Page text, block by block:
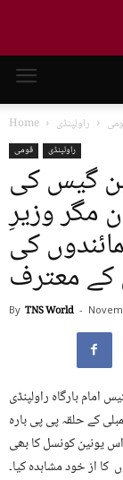
Home راولپنڈی
قومی راولپنڈی
مکین گیس کی
مگر وزیرِ
کی
کے معترف
By TNS World -
امام بارگاہ راولپنڈی
کے حلقہ پی پی بارہ
یونین کونسل کا بھی
کا از خود مشاہدہ کیا۔